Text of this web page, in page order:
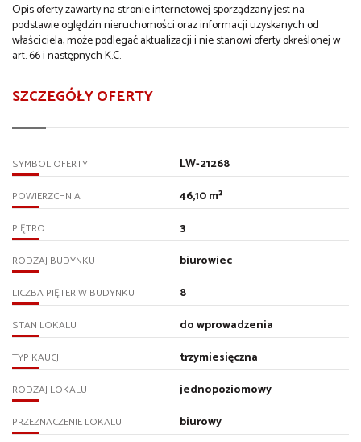
Opis oferty zawarty na stronie internetowej sporządzany jest na
podstawie oględzin nieruchomości oraz informacji uzyskanych od
właściciela, może podlegać aktualizacji i nie stanowi oferty określonej w
art. 66 i następnych K.C.
SZCZEGÓŁY OFERTY
SYMBOL OFERTY LW-21268
POWIERZCHNIA 46,10 m²
PIĘTRO 3
RODZAJ BUDYNKU biurowiec
LICZBA PIĘTER W BUDYNKU 8
STAN LOKALU do wprowadzenia
TYP KAUCJI trzymiesięczna
RODZAJ LOKALU jednopoziomowy
PRZEZNACZENIE LOKALU biurowy